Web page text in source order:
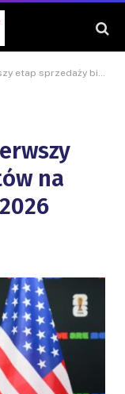
biletów na Mistrzostwa Świata 2026
na